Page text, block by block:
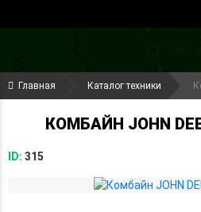
(099) 644-
(050) 416-
Главная Каталог техники
КОМБАЙН JOHN
ID: 315